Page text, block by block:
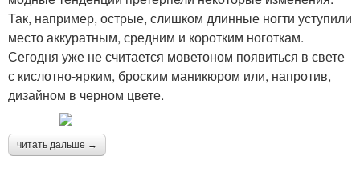
Так, например, острые, слишком длинные ногти уступили
место аккуратным, средним и коротким ноготкам.
Сегодня уже не считается моветоном появиться в свете
с кислотно-ярким, броским маникюром или, напротив,
дизайном в черном цвете.
читать дальше →